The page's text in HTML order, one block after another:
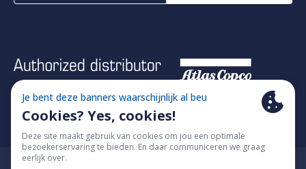
© 2026 Fimatec